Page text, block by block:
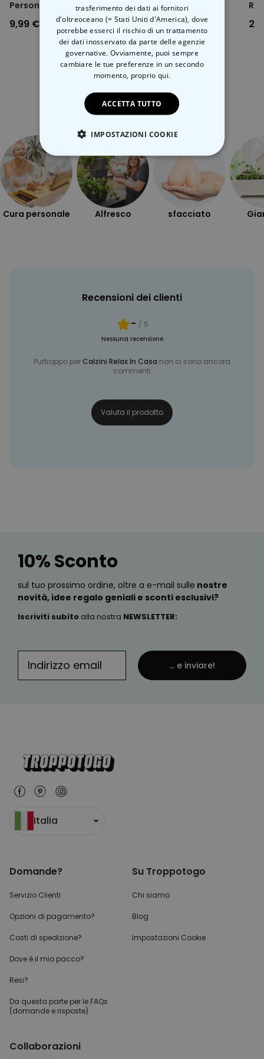
Personalizzato con Testo
e Simbolo
9,99 €
Microonde
24,99 €
Categoria correlata
Scopri l'altra categoria di cose insolite
Cura personale Alfresco sfacciato
Recensioni dei clienti
- / 5
Nessuna recensione
Purtroppo perCalzini Relax In Casa non ci sono ancora
commenti
Valuta il prodotto
10% Sconto
sul tuo prossimo ordine, oltre a e-mail sulle nostre
novità, idee regalo geniali e sconti esclusivi?
Iscriviti subito alla nostra NEWSLETTER:
... e inviare!
Italia
Domande?
Servizio Clienti
Opzioni di pagamento?
Costi di spedizione?
Dove è il mio pacco?
Resi?
Da questa parte per le FAQs
(domande e risposte)
Su Troppotogo
Chi siamo
Blog
Impostazioni Cookie
Collaborazioni
trasferimento dei dati ai fornitori
d'oltreoceano (= Stati Uniti d'America), dove
potrebbe esserci il rischio di un trattamento
dei dati inosservato da parte delle agenzie
governative. Ovviamente, puoi sempre
cambiare le tue preferenze in un secondo
momento, proprio qui.
ACCETTA TUTTO
IMPOSTAZIONI COOKIE
STRETTAMENTE NECESSARIO
PRESTAZIONI
MARKETING